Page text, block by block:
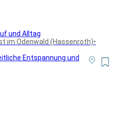
und Alltag
im Odenwald (Hassenroth)•
Entspannung und